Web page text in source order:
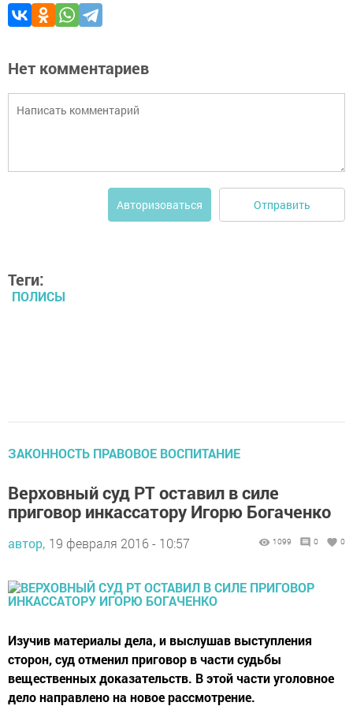
Нет комментариев
Авторизоваться Отправить
Теги:
ПОЛИСЫ
ЗАКОННОСТЬ ПРАВОВОЕ ВОСПИТАНИЕ
Верховный суд РТ оставил в силе
приговор инкассатору Игорю Богаченко
автор, 19 февраля 2016 - 10:57 1099 0 0
Изучив материалы дела, и выслушав выступления
сторон, суд отменил приговор в части судьбы
вещественных доказательств. В этой части уголовное
дело направлено на новое рассмотрение.